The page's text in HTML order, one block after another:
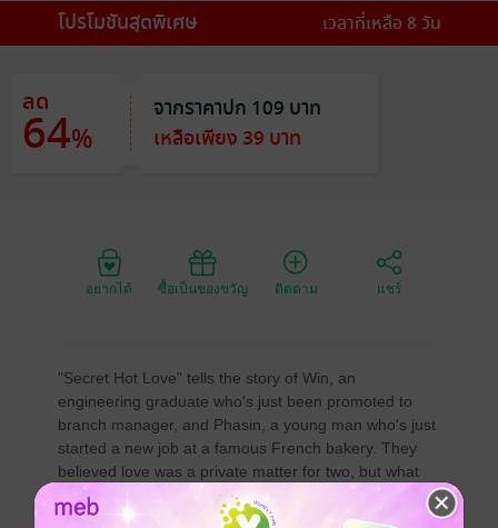
โปรโมชันสุดพิเศษ เวลาที่เหลือ 8 วัน
ลด
64%
จากราคาปก 109 บาท
เหลือเพียง 39 บาท
อยากได้ ซื้อเป็นของขวัญ ติดตาม แชร์
"Secret Hot Love" tells the story of Win, an
engineering graduate who's just been promoted to
branch manager, and Phasin, a young man who's just
started a new job at a famous French bakery. They
believed love was a private matter for two, but what
happens when they want their families to know and
accept them?